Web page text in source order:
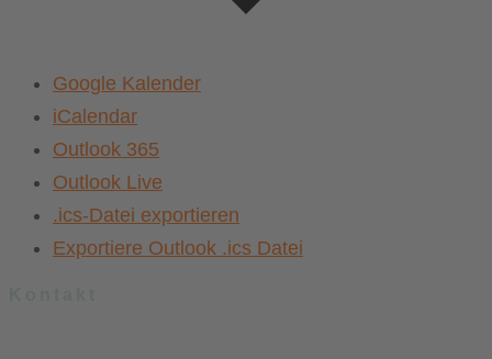
Google Kalender
iCalendar
Outlook 365
Outlook Live
.ics-Datei exportieren
Exportiere Outlook .ics Datei